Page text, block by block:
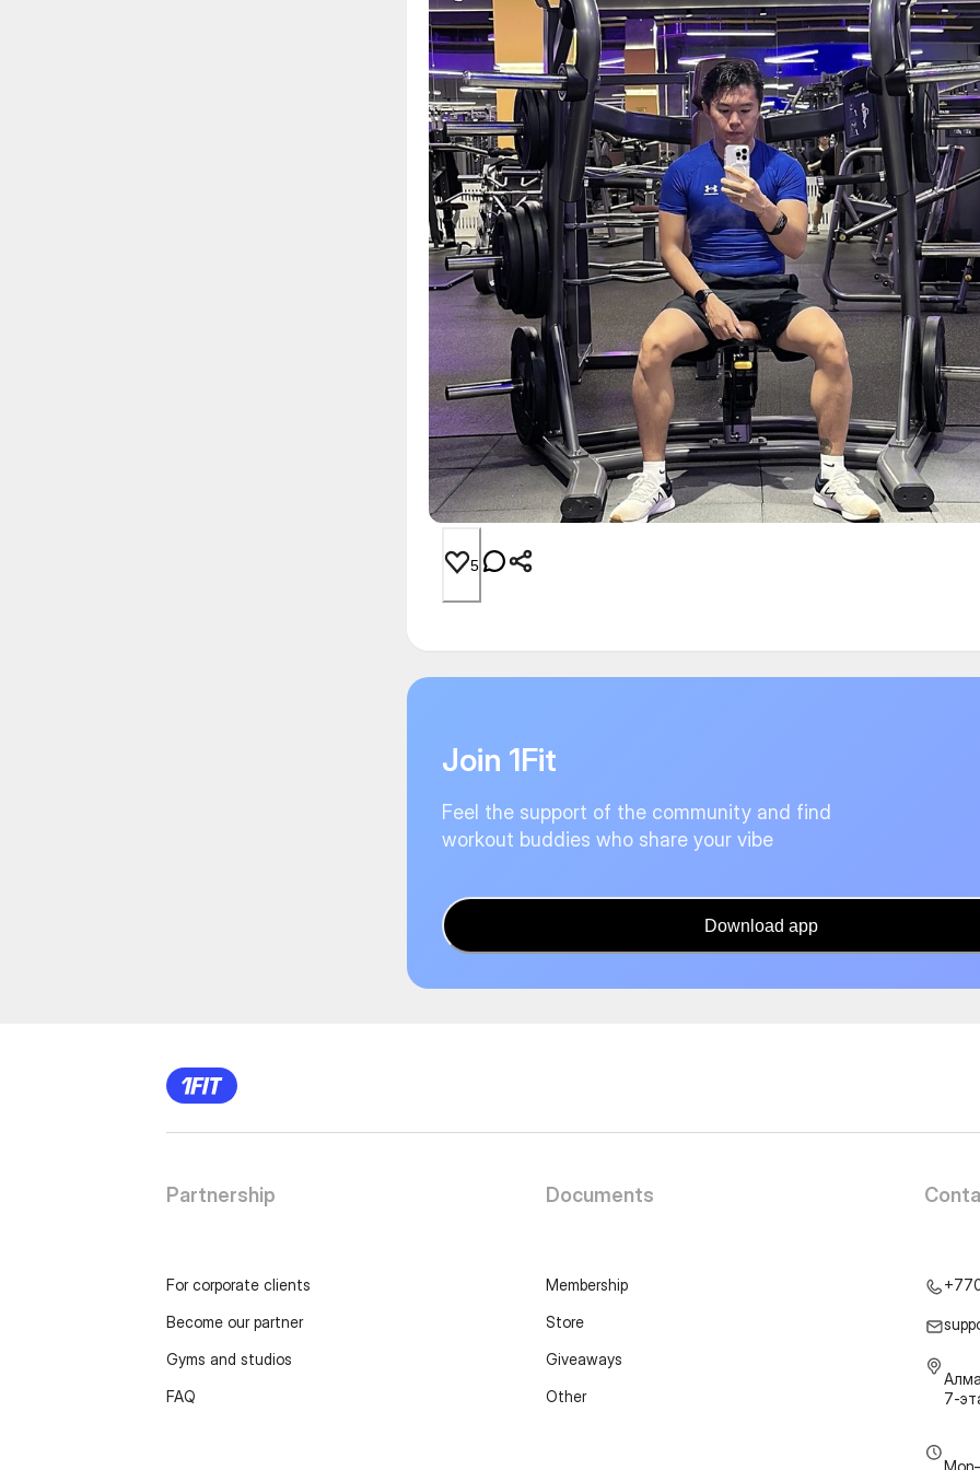
5
Join 1Fit
Feel the support of the community and find
workout buddies who share your vibe
Download app
Partnership
For corporate clients
Become our partner
Gyms and studios
FAQ
Documents
Membership
Store
Giveaways
Other
7-